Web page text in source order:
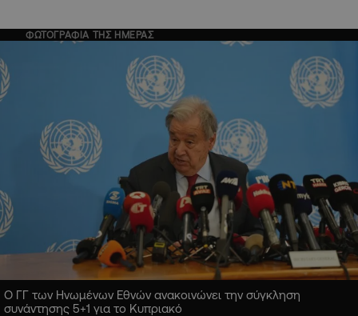
ΦΩΤΟΓΡΑΦΙΑ ΤΗΣ ΗΜΕΡΑΣ
Ο ΓΓ των Ηνωμένων Εθνών ανακοινώνει την σύγκληση
συνάντησης 5+1 για το Κυπριακό